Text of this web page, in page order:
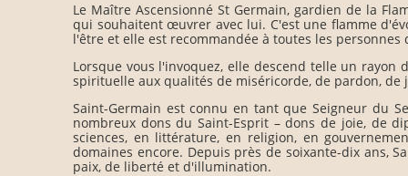
Le Maître Ascensionné St Germain, gardien de la
qui souhaitent œuvrer avec lui. C'est une flamme
l'être et elle est recommandée à toutes les
Lorsque vous l'invoquez, elle descend telle un
spirituelle aux qualités de miséricorde, de pardon,
Saint-Germain est connu en tant que Seigneur du
nombreux dons du Saint-Esprit – dons de joie, de
sciences, en littérature, en religion, en
domaines encore. Depuis près de soixante-dix ans,
paix, de liberté et d'illumination.